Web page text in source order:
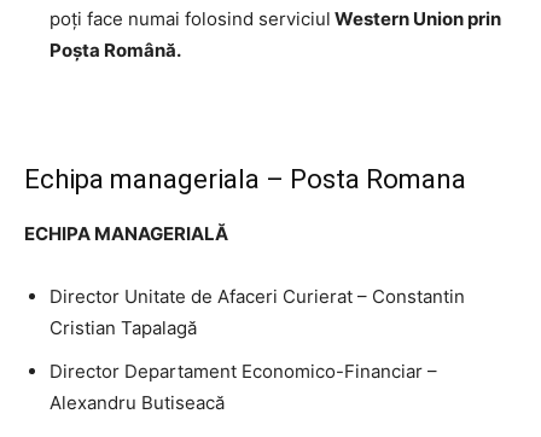
poţi face numai folosind serviciul Western Union prin
Poşta Română.
Echipa manageriala – Posta Romana
ECHIPA MANAGERIALĂ
Director Unitate de Afaceri Curierat – Constantin
Cristian Tapalagă
Director Departament Economico-Financiar –
Alexandru Butiseacă